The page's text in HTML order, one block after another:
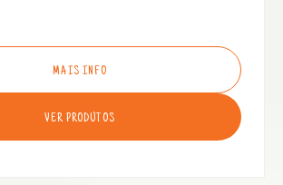
MAIS INFO
VER PRODUTOS